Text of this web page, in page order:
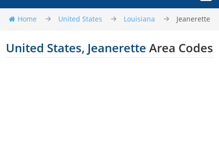
Home United States Louisiana Jeanerette
United States, Jeanerette Area Codes